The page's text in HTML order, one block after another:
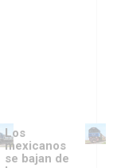
Los
mexicanos
se bajan de